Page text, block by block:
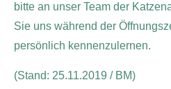
bitte an unser Team der
Sie uns während der
persönlich kennenzulernen.
(Stand: 25.11.2019 / BM)